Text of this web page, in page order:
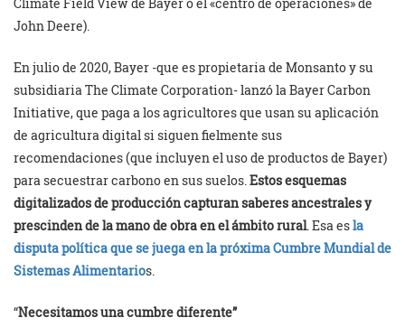
John Deere).
En julio de 2020, Bayer -que es propietaria de Monsanto y su
subsidiaria The Climate Corporation- lanzó la Bayer Carbon
Initiative, que paga a los agricultores que usan su aplicación
de agricultura digital si siguen fielmente sus
recomendaciones (que incluyen el uso de productos de Bayer)
para secuestrar carbono en sus suelos. Estos esquemas
digitalizados de producción capturan saberes ancestrales y
prescinden de la mano de obra en el ámbito rural. Esa esla
disputa política que se juega en la próxima Cumbre Mundial de
Sistemas Alimentarios.
“Necesitamos una cumbre diferente”